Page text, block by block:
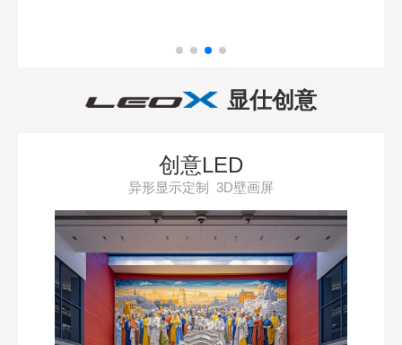
显仕创意
创意LED
异形显示定制 3D壁画屏